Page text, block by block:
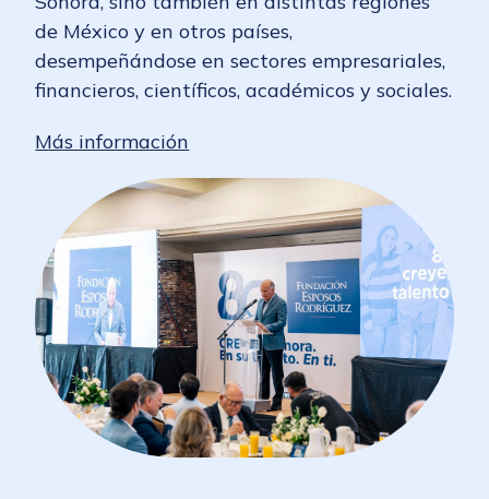
de México y en otros países,
desempeñándose en sectores empresariales,
financieros, científicos, académicos y sociales.
Más información